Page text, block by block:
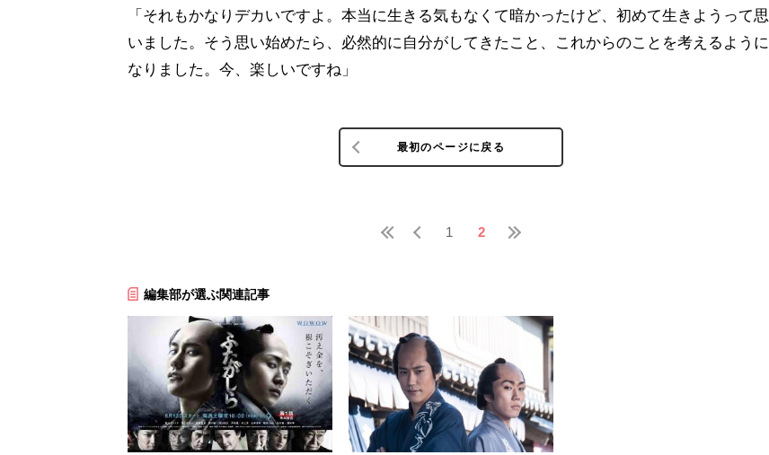
「それもかなりデカいですよ。本当に生きる気もなくて暗かったけど、初めて生きようって思
いました。そう思い始めたら、必然的に自分がしてきたこと、これからのことを考えるように
なりました。今、楽しいですね」
最初のページに戻る
1 2
編集部が選ぶ関連記事